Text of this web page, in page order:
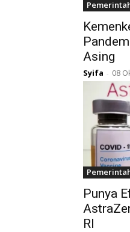
Asing
Syifa - 08
Punya
RI